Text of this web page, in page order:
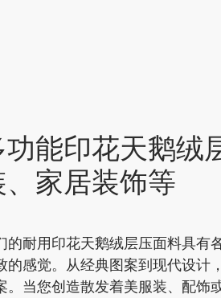
功能印花天鹅绒
、家居装饰等
的耐用印花天鹅绒层压面料具有
的感觉。从经典图案到现代设计
。当您创造散发着美服装、配饰